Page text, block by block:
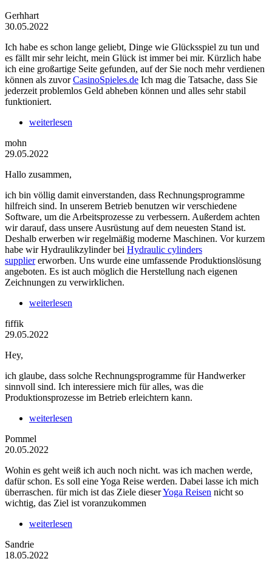
Gerhhart
30.05.2022
Ich habe es schon lange geliebt, Dinge wie Glücksspiel zu tun und
es fällt mir sehr leicht, mein Glück ist immer bei mir. Kürzlich habe
ich eine großartige Seite gefunden, auf der Sie noch mehr verdienen
können als zuvorCasinoSpieles.de Ich mag die Tatsache, dass Sie
jederzeit problemlos Geld abheben können und alles sehr stabil
funktioniert.
weiterlesen
mohn
29.05.2022
Hallo zusammen,
ich bin völlig damit einverstanden, dass Rechnungsprogramme
hilfreich sind. In unserem Betrieb benutzen wir verschiedene
Software, um die Arbeitsprozesse zu verbessern. Außerdem achten
wir darauf, dass unsere Ausrüstung auf dem neuesten Stand ist.
Deshalb erwerben wir regelmäßig moderne Maschinen. Vor kurzem
habe wir Hydraulikzylinder bei Hydraulic cylinders
suppliererworben. Uns wurde eine umfassende Produktionslösung
angeboten. Es ist auch möglich die Herstellung nach eigenen
Zeichnungen zu verwirklichen.
weiterlesen
fiffik
29.05.2022
Hey,
ich glaube, dass solche Rechnungsprogramme für Handwerker
sinnvoll sind. Ich interessiere mich für alles, was die
Produktionsprozesse im Betrieb erleichtern kann.
weiterlesen
Pommel
20.05.2022
Wohin es geht weiß ich auch noch nicht. was ich machen werde,
dafür schon. Es soll eine Yoga Reise werden. Dabei lasse ich mich
überraschen. für mich ist das Ziele dieserYoga Reisen nicht so
wichtig, das Ziel ist voranzukommen
weiterlesen
Sandrie
18.05.2022